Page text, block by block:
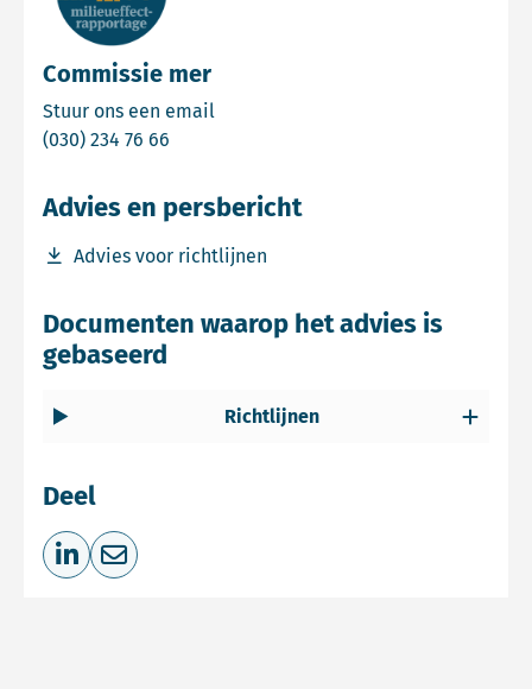
Commissie mer
Stuur ons een email
(030) 234 76 66
Advies en persbericht
Advies voor richtlijnen
Download bestand Advies voor richtlijnen
Documenten waarop het advies is
gebaseerd
Richtlijnen
Deel
Deel op LinkedIn
Deel via e-mail